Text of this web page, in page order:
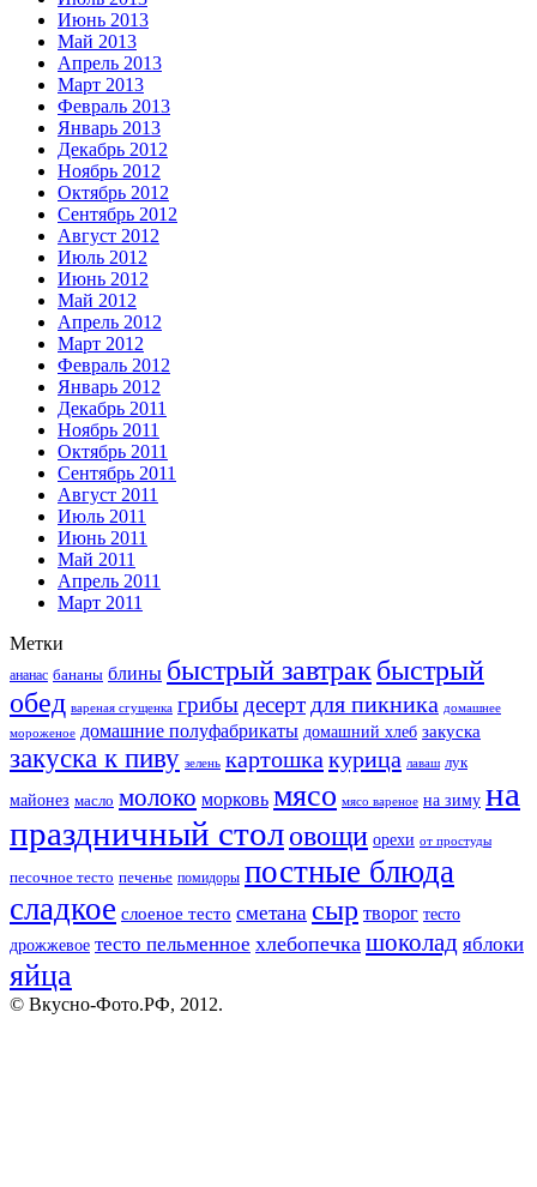
Июнь 2013
Май 2013
Апрель 2013
Март 2013
Февраль 2013
Январь 2013
Декабрь 2012
Ноябрь 2012
Октябрь 2012
Сентябрь 2012
Август 2012
Июль 2012
Июнь 2012
Май 2012
Апрель 2012
Март 2012
Февраль 2012
Январь 2012
Декабрь 2011
Ноябрь 2011
Октябрь 2011
Сентябрь 2011
Август 2011
Июль 2011
Июнь 2011
Май 2011
Апрель 2011
Март 2011
Метки
ананас бананы блины быстрый завтрак быстрый
обед вареная сгущенка грибы десерт для пикника домашнее
мороженое домашние полуфабрикаты домашний хлеб закуска
закуска к пиву зелень картошка курица лаваш лук
майонез масло молоко морковь мясо мясо вареное на зиму на
праздничный столовощи орехи от простуды
песочное тесто печенье помидоры постные блюда
сладкое слоеное тесто сметана сыр творог тесто
дрожжевое тесто пельменное хлебопечка шоколад яблоки
яйца
© Вкусно-Фото.РФ, 2012.